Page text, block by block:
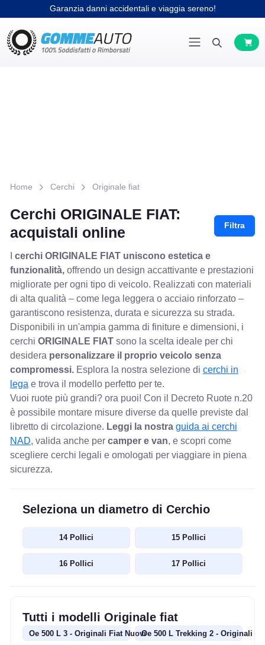
Garanzia danni accidentali e viaggia sereno!
Home Cerchi Originale fiat
Cerchi ORIGINALE FIAT:
acquistali online
Filtra
cerchi ORIGINALE FIAT uniscono estetica e
funzionalità, offrendo un design accattivante e prestazioni
migliorate per ogni tipo di veicolo. Realizzati con materiali
di alta qualità – come lega leggera o acciaio rinforzato –
garantiscono resistenza, durata e sicurezza su strada.
Disponibili in un'ampia gamma di finiture e dimensioni, i
cerchi ORIGINALE FIATsono la scelta ideale per chi
desidera personalizzare il proprio veicolo senza
compromessi. Esplora la nostra selezione di cerchi in
lega e trova il modello perfetto per te.
Vuoi ruote più grandi? ora puoi! Con il Decreto Ruote n.20
è possibile montare misure diverse da quelle previste dal
libretto di circolazione. Leggi la nostra guida ai cerchi
NAD, valida anche per camper e van, e scopri come
scegliere cerchi legali e omologati per viaggiare in piena
sicurezza.
Seleziona un diametro di Cerchio
14 Pollici 15 Pollici
16 Pollici 17 Pollici
Tutti i modelli Originale fiat
Oe 500 L 3 - Originali Fiat NuoviOe 500 L Trekking 2 - Originali